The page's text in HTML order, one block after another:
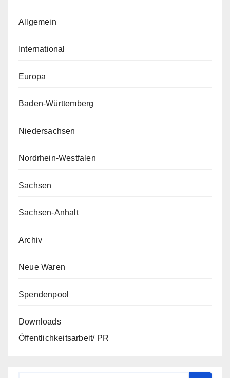
Allgemein
International
Europa
Baden-Württemberg
Niedersachsen
Nordrhein-Westfalen
Sachsen
Sachsen-Anhalt
Archiv
Neue Waren
Spendenpool
Downloads
Öffentlichkeitsarbeit/ PR